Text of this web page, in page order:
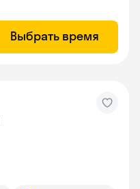
Выбрать время